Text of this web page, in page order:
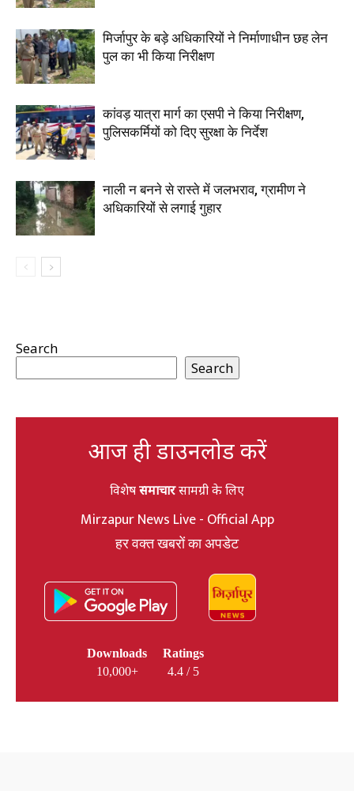
मिर्जापुर के बड़े अधिकारियों ने निर्माणाधीन छह लेन
पुल का भी किया निरीक्षण
कांवड़ यात्रा मार्ग का एसपी ने किया निरीक्षण,
पुलिसकर्मियों को दिए सुरक्षा के निर्देश
नाली न बनने से रास्ते में जलभराव, ग्रामीण ने
अधिकारियों से लगाई गुहार
Search
Search
आज ही डाउनलोड करें
विशेषसमाचारसामग्री के लिए
Mirzapur News Live - Official App
हर वक्त खबरों का अपडेट
Downloads
10,000+
Ratings
4.4 / 5